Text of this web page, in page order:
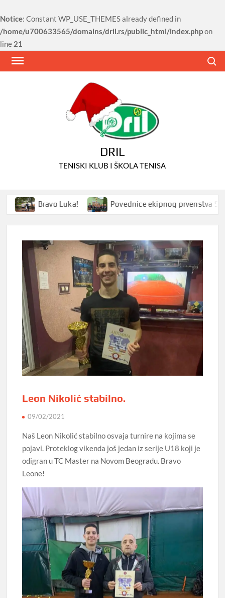
Notice: Constant WP_USE_THEMES already defined in
/home/u700633565/domains/dril.rs/public_html/index.phpon
line 21
Skip
DRIL
TENISKI KLUB I ŠKOLA TENISA
Bravo Luka! Povednice ekipnog prvenstva Srbije
Leon Nikolić stabilno.
09/02/2021
Naš Leon Nikolić stabilno osvaja turnire na kojima se
pojavi. Proteklog vikenda još jedan iz serije U18 koji je
odigran u TC Master na Novom Beogradu. Bravo
Leone!